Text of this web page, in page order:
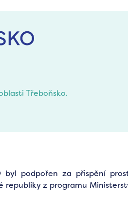
Třeboňsko.
byl podpořen za přispění
republiky z programu